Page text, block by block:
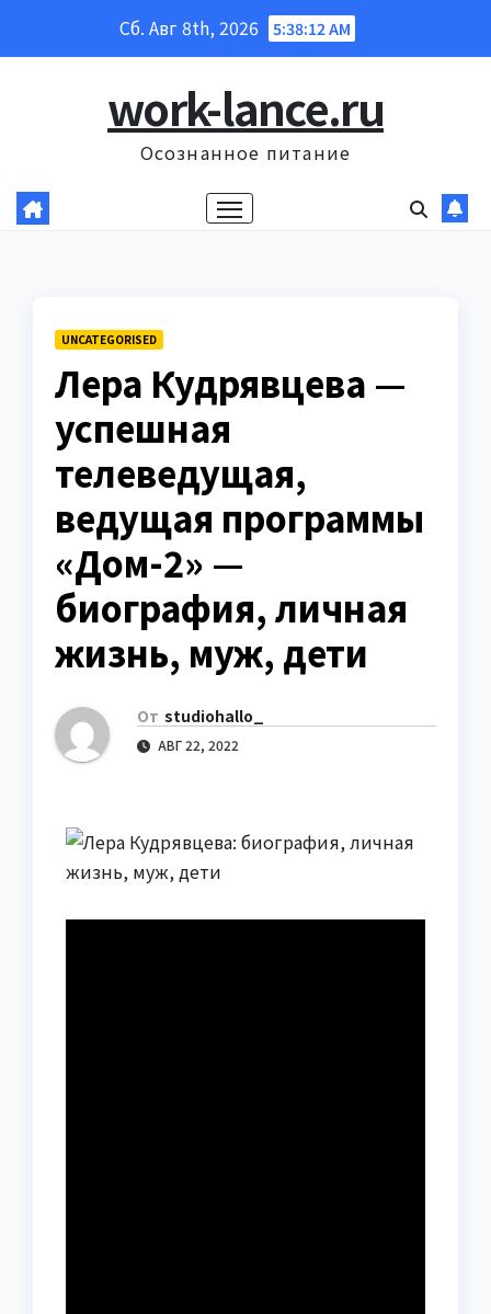
Сб. Авг 8th, 2026 5:38:13 AM
work-lance.ru
Осознанное питание
UNCATEGORISED
Лера Кудрявцева —
успешная
телеведущая,
ведущая программы
«Дом-2» —
биография, личная
жизнь, муж, дети
От studiohallo_
АВГ 22, 2022